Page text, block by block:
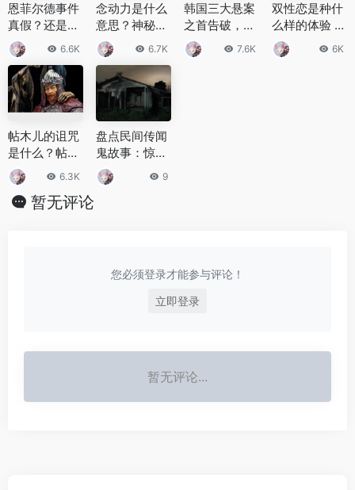
恩菲尔德事件
真假？还是一
场人为制造的
恶作剧
6.6K
念动力是什么
意思？神秘力
量念动力真的
存在吗？
6.7K
韩国三大悬案
之首告破，华
城连环杀人案
始末
7.6K
双性恋是种什
么样的体验 关
于双性恋的六
个真相
6K
帖木儿的诅咒
是什么？帖木
儿是谁？ 6.3K
盘点民间传闻
鬼故事：惊悚
民间传闻鬼故
事二三则
9
暂无评论
您必须登录才能参与评论！
立即登录
暂无评论...